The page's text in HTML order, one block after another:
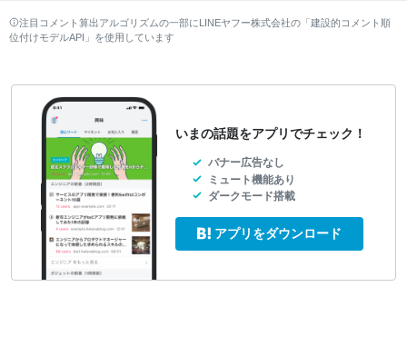
注目コメント算出アルゴリズムの一部にLINEヤフー株式会社の「建設的コメント順
位付けモデルAPI」を使用しています
いまの話題をアプリでチェック！
バナー広告なし
ミュート機能あり
ダークモード搭載
アプリをダウンロード